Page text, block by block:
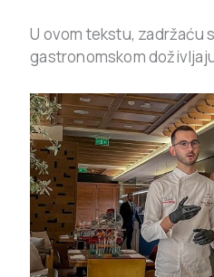
U ovom tekstu, zadržaću
gastronomskom